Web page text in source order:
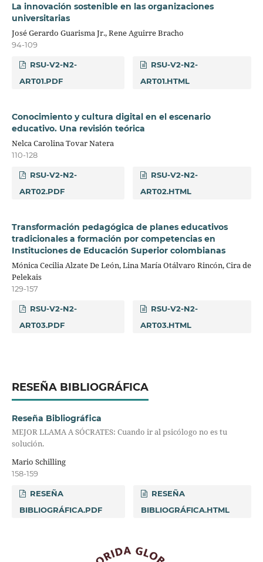
La innovación sostenible en las organizaciones
universitarias
José Gerardo Guarisma Jr., Rene Aguirre Bracho
94-109
RSU-V2-N2-
ART01.PDF
RSU-V2-N2-
ART01.HTML
Conocimiento y cultura digital en el escenario
educativo. Una revisión teórica
Nelca Carolina Tovar Natera
110-128
RSU-V2-N2-
ART02.PDF
RSU-V2-N2-
ART02.HTML
Transformación pedagógica de planes educativos
tradicionales a formación por competencias en
Instituciones de Educación Superior colombianas
Mónica Cecilia Alzate De León, Lina María Otálvaro Rincón, Cira de
Pelekais
129-157
RSU-V2-N2-
ART03.PDF
RSU-V2-N2-
ART03.HTML
RESEÑA BIBLIOGRÁFICA
Reseña Bibliográfica
MEJOR LLAMA A SÓCRATES: Cuando ir al psicólogo no es tu
solución.
Mario Schilling
158-159
RESEÑA
BIBLIOGRÁFICA.PDF
RESEÑA
BIBLIOGRÁFICA.HTML